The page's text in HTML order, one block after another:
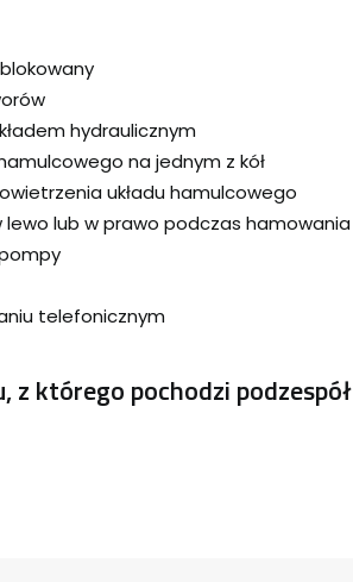
hydraulicznym
na jednym z kół
układu hamulcowego
lub w prawo podczas hamowania
telefonicznym
z którego pochodzi podzespół